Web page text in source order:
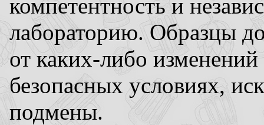
компетентность и
лабораторию. Образцы
от каких-либо
безопасных условиях,
подмены.